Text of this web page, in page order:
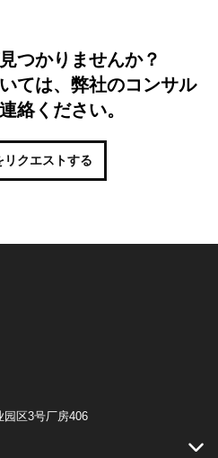
つかりませんか？
ては、弊社のコンサル
絡ください。
リクエストする
园区3号厂房406